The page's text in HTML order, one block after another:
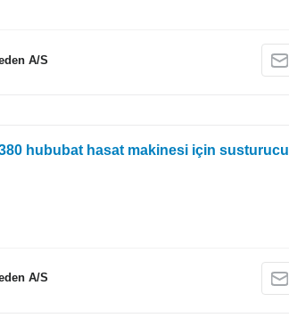
A/S
hububat hasat makinesi için susturucu
A/S